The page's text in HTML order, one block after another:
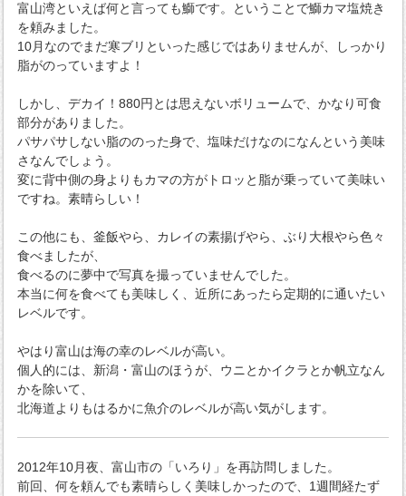
富山湾といえば何と言っても鰤です。ということで鰤カマ塩焼き
を頼みました。
10月なのでまだ寒ブリといった感じではありませんが、しっかり
脂がのっていますよ！
しかし、デカイ！880円とは思えないボリュームで、かなり可食
部分がありました。
パサパサしない脂ののった身で、塩味だけなのになんという美味
さなんでしょう。
変に背中側の身よりもカマの方がトロッと脂が乗っていて美味い
ですね。素晴らしい！
この他にも、釜飯やら、カレイの素揚げやら、ぶり大根やら色々
食べましたが、
食べるのに夢中で写真を撮っていませんでした。
本当に何を食べても美味しく、近所にあったら定期的に通いたい
レベルです。
やはり富山は海の幸のレベルが高い。
個人的には、新潟・富山のほうが、ウニとかイクラとか帆立なん
かを除いて、
北海道よりもはるかに魚介のレベルが高い気がします。
2012年10月夜、富山市の「いろり」を再訪問しました。
前回、何を頼んでも素晴らしく美味しかったので、1週間経たず